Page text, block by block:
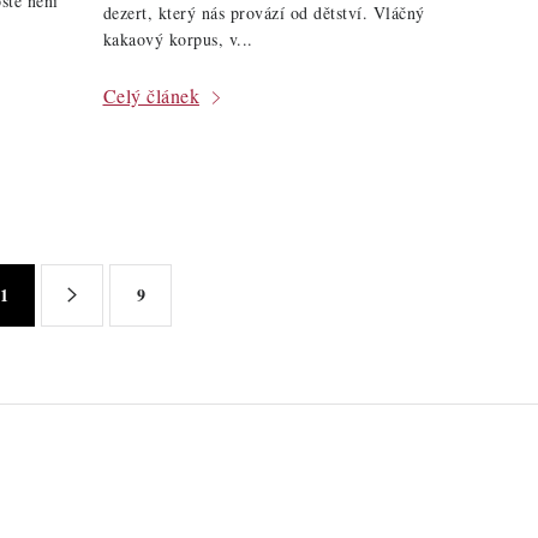
dezert, který nás provází od dětství. Vláčný
kakaový korpus, v...
Celý článek
1 9